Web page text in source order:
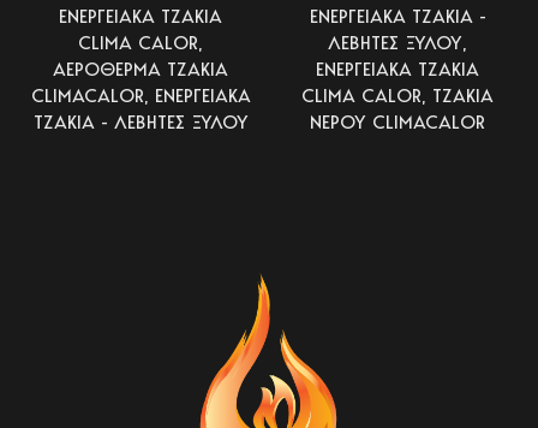
ΕΝΕΡΓΕΙΑΚΑ ΤΖΑΚΙΑ
CLIMA CALOR,
ΑΕΡΟΘΕΡΜΑ ΤΖΑΚΙΑ
CLIMACALOR, ΕΝΕΡΓΕΙΑΚΑ
ΤΖΑΚΙΑ - ΛΕΒΗΤΕΣ ΞΥΛΟΥ
ΕΝΕΡΓΕΙΑΚΑ ΤΖΑΚΙΑ -
ΛΕΒΗΤΕΣ ΞΥΛΟΥ,
ΕΝΕΡΓΕΙΑΚΑ ΤΖΑΚΙΑ
CLIMA CALOR, ΤΖΑΚΙΑ
ΝΕΡΟΥ CLIMACALOR